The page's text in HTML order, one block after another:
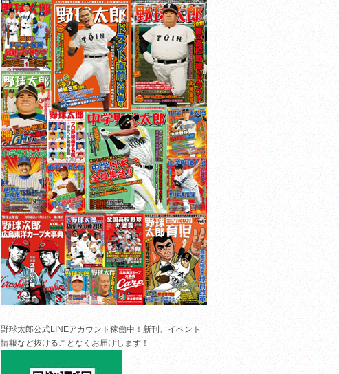
野球太郎公式LINEアカウント稼働中！新刊、イベント
情報など抜けることなくお届けします！